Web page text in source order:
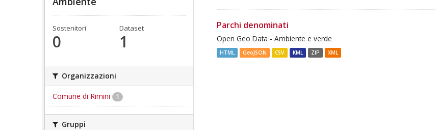
Sostenitori
0
Dataset
1
Organizzazioni
Comune di Rimini 1
Gruppi
Parchi denominati
Open Geo Data - Ambiente e verde
HTML GeoJSON CSV KML ZIP XML